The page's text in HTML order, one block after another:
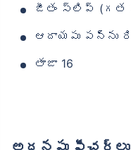
జీతం స్లిప్ (గత
ఆదాయపు పన్ను
తాజా 16